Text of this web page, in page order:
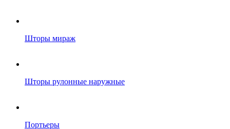
Шторы мираж
Шторы рулонные наружные
Портьеры